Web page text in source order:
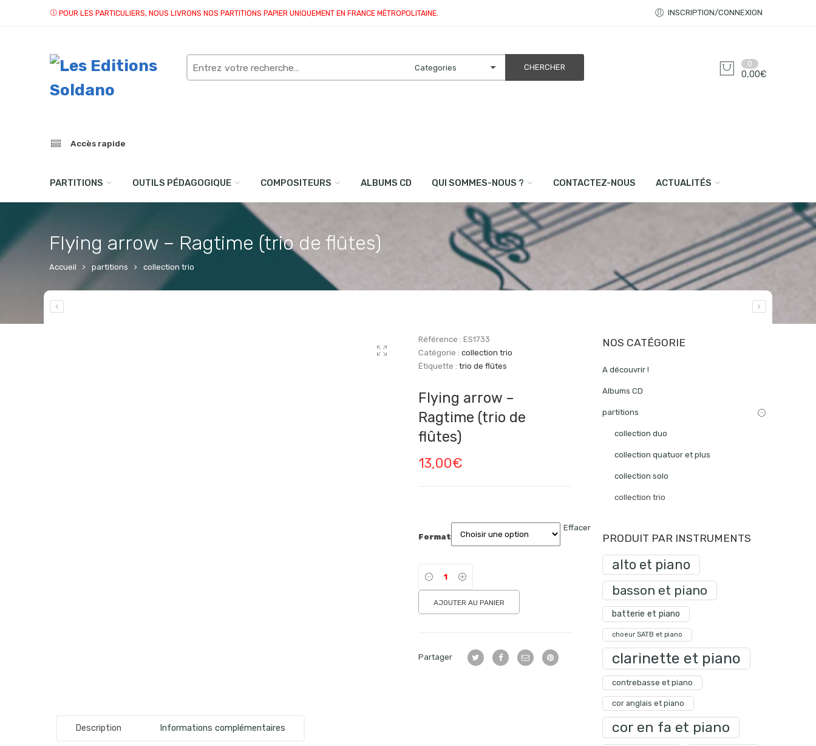
POUR LES PARTICULIERS, NOUS LIVRONS NOS PARTITIONS PAPIER UNIQUEMENT EN FRANCE MÉTROPOLITAINE. INSCRIPTION/CONNEXION
Search
here
0
0,00€
Accès rapide
PARTITIONS OUTILS PÉDAGOGIQUE COMPOSITEURS ALBUMS CD QUI SOMMES-NOUS ? CONTACTEZ-NOUS ACTUALITÉS
Flying arrow – Ragtime (trio de flûtes)
Accueil partitions collection trio
Référence : ES1733
Catégorie : collection trio
Étiquette : trio de flûtes
Flying arrow –
Ragtime (trio de
flûtes)
13,00€
Format
Effacer
AJOUTER AU PANIER
Partager
Description Informations complémentaires
NOS CATÉGORIE
A découvrir !
Albums CD
partitions
collection duo
collection quatuor et plus
collection solo
collection trio
PRODUIT PAR INSTRUMENTS
alto et piano
basson et piano
batterie et piano
choeur SATB et piano
clarinette et piano
contrebasse et piano
cor anglais et piano
cor en fa et piano